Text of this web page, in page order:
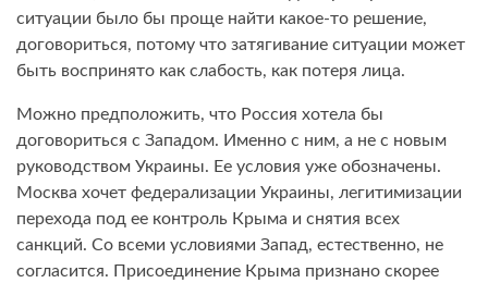
ситуации было бы проще найти какое-то решение,
договориться, потому что затягивание ситуации может
быть воспринято как слабость, как потеря лица.
Можно предположить, что Россия хотела бы
договориться с Западом. Именно с ним, а не с новым
руководством Украины. Ее условия уже обозначены.
Москва хочет федерализации Украины, легитимизации
перехода под ее контроль Крыма и снятия всех
санкций. Со всеми условиями Запад, естественно, не
согласится. Присоединение Крыма признано скорее